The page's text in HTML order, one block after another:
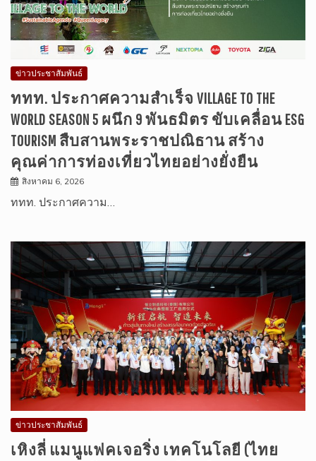
ข่าวประชาสัมพันธ์
ททท. ประกาศความสำเร็จ VILLAGE TO THE
WORLD SEASON 5 ผนึก 9 พันธมิตร ขับเคลื่อน ESG
TOURISM สืบสานพระราชปณิธาน สร้าง
คุณค่าการท่องเที่ยวไทยอย่างยั่งยืน
สิงหาคม 6, 2026
ททท. ประกาศความ…
ข่าวประชาสัมพันธ์
เหิงลี่ แมนูแฟคเจอริ่ง เทคโนโลยี (ไทย